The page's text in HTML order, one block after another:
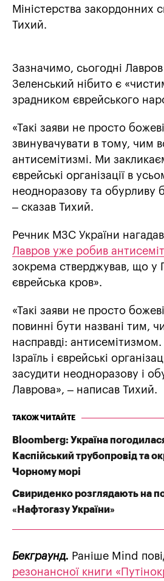
Міністерства закордонних
Тихий.
Зазначимо, сьогодні
Зеленський нібито є
зрадником єврейського
«Такі заяви не просто
звинувачувати в тому, чим
антисемітизмі. Ми
єврейські організації в
неодноразову та обурливу
– сказав Тихий.
Речник МЗС України
Лавров уже робив
зокрема стверджував, що у
єврейська кров».
«Такі заяви не просто
повинні бути названі тим,
насправді:
Ізраїль і єврейські
засудити неодноразову і
Лаврова», – написав Тихий.
ТАКОЖ ЧИТАЙТЕ
Bloomberg: Україна
Каспійський трубопровід та
Чорному морі
Свириденко розглядають на
«Нафтогазу України»
Бекграунд. Раніше Mind
резонансної книги